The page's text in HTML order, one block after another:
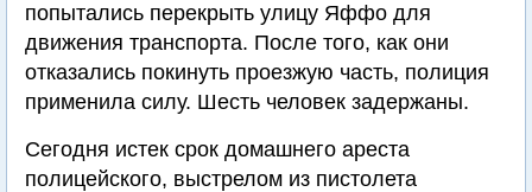
попытались перекрыть улицу Яффо для
движения транспорта. После того, как они
отказались покинуть проезжую часть, полиция
применила силу. Шесть человек задержаны.
Сегодня истек срок домашнего ареста
полицейского, выстрелом из пистолета